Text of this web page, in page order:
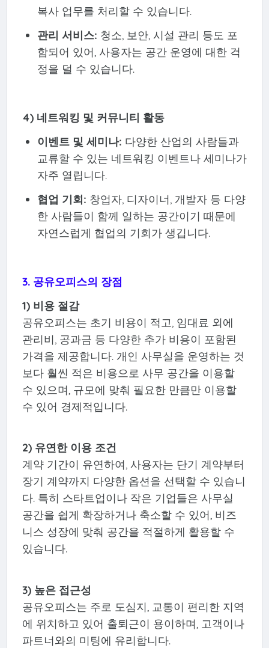
복사 업무를 처리할 수 있습니다.
관리 서비스: 청소, 보안, 시설 관리 등도 포
함되어 있어, 사용자는 공간 운영에 대한 걱
정을 덜 수 있습니다.
4) 네트워킹 및 커뮤니티 활동
이벤트 및 세미나: 다양한 산업의 사람들과
교류할 수 있는 네트워킹 이벤트나 세미나가
자주 열립니다.
협업 기회: 창업자, 디자이너, 개발자 등 다양
한 사람들이 함께 일하는 공간이기 때문에
자연스럽게 협업의 기회가 생깁니다.
3. 공유오피스의 장점
1) 비용 절감
공유오피스는 초기 비용이 적고, 임대료 외에
관리비, 공과금 등 다양한 추가 비용이 포함된
가격을 제공합니다. 개인 사무실을 운영하는 것
보다 훨씬 적은 비용으로 사무 공간을 이용할
수 있으며, 규모에 맞춰 필요한 만큼만 이용할
수 있어 경제적입니다.
2) 유연한 이용 조건
계약 기간이 유연하여, 사용자는 단기 계약부터
장기 계약까지 다양한 옵션을 선택할 수 있습니
다. 특히 스타트업이나 작은 기업들은 사무실
공간을 쉽게 확장하거나 축소할 수 있어, 비즈
니스 성장에 맞춰 공간을 적절하게 활용할 수
있습니다.
3) 높은 접근성
공유오피스는 주로 도심지, 교통이 편리한 지역
에 위치하고 있어 출퇴근이 용이하며, 고객이나
파트너와의 미팅에 유리합니다.